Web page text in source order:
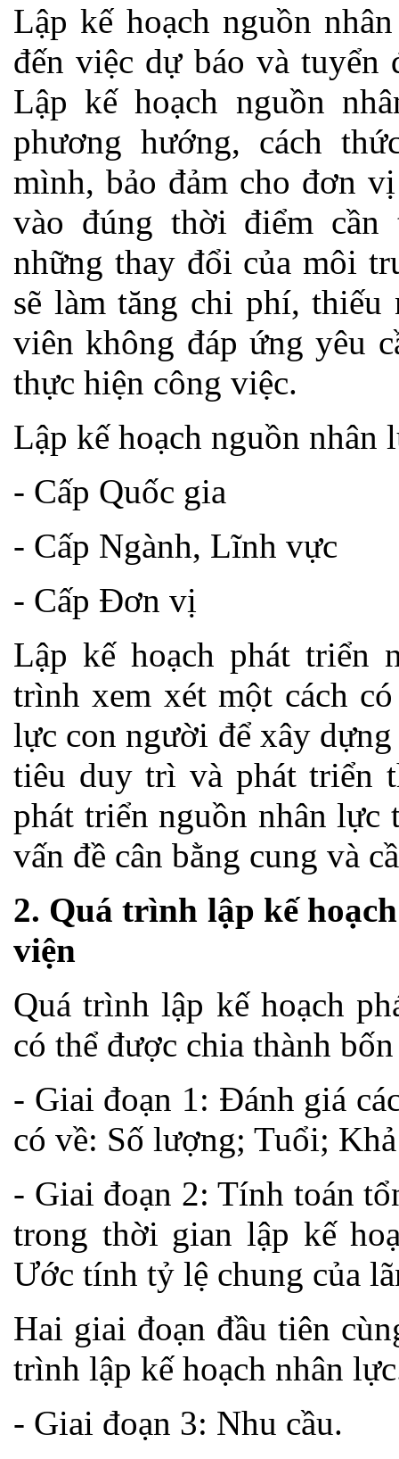
Lập kế hoạch nguồn
đến việc dự báo và tuyển
Lập kế hoạch nguồn
phương hướng, cách
mình, bảo đảm cho đơn
vào đúng thời điểm
những thay đổi của môi
sẽ làm tăng chi phí, thiếu
viên không đáp ứng yêu
thực hiện công việc.
Lập kế hoạch nguồn nhân
- Cấp Quốc gia
- Cấp Ngành, Lĩnh vực
- Cấp Đơn vị
Lập kế hoạch phát triển
trình xem xét một cách
lực con người để xây dựng
tiêu duy trì và phát triển
phát triển nguồn nhân lực
vấn đề cân bằng cung và
2. Quá trình lập kế
viện
Quá trình lập kế hoạch
có thể được chia thành
- Giai đoạn 1: Đánh giá
có về: Số lượng; Tuổi;
- Giai đoạn 2: Tính toán
trong thời gian lập kế
Ước tính tỷ lệ chung của
Hai giai đoạn đầu tiên
trình lập kế hoạch nhân
- Giai đoạn 3: Nhu cầu.